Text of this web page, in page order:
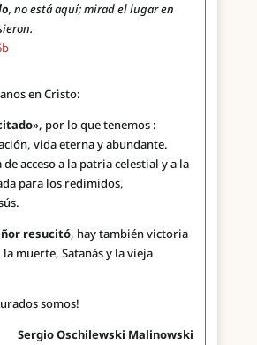
, no está aquí; mirad el lugar en
en Cristo:
», por lo que tenemos :
vida eterna y abundante.
de acceso a la patria celestial y a la
para los redimidos,
resucitó, hay también victoria
muerte, Satanás y la vieja
somos!
Sergio Oschilewski Malinowski